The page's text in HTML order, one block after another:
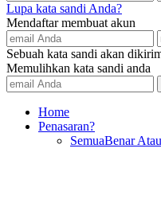
Lupa kata sandi Anda?
Mendaftar membuat akun
Sebuah kata sandi akan
Memulihkan kata sandi anda
Home
Penasaran?
SemuaBenar